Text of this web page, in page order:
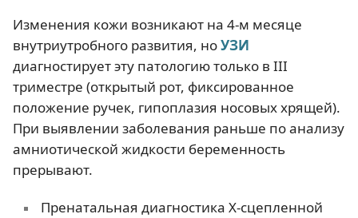
Изменения кожи возникают на 4-м месяце
внутриутробного развития, ноУЗИ
диагностирует эту патологию только в III
триместре (открытый рот, фиксированное
положение ручек, гипоплазия носовых хрящей).
При выявлении заболевания раньше по анализу
амниотической жидкости беременность
прерывают.
Пренатальная диагностика Х-сцепленной